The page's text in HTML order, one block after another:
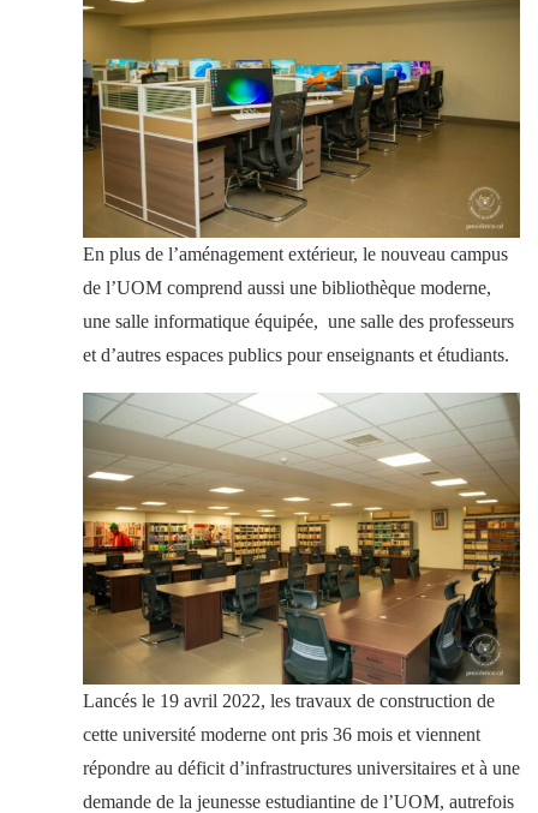
En plus de l’aménagement extérieur, le nouveau campus
de l’UOM comprend aussi une bibliothèque moderne,
une salle informatique équipée, une salle des professeurs
et d’autres espaces publics pour enseignants et étudiants.
Lancés le 19 avril 2022, les travaux de construction de
cette université moderne ont pris 36 mois et viennent
répondre au déficit d’infrastructures universitaires et à une
demande de la jeunesse estudiantine de l’UOM, autrefois